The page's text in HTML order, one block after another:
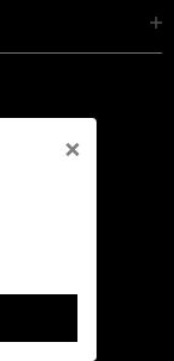
×